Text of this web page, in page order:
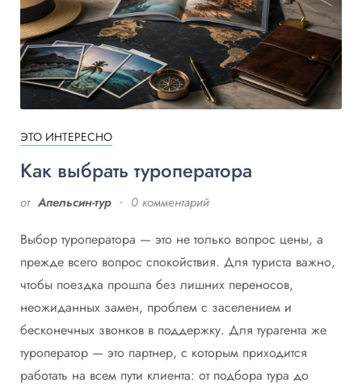
ЭТО ИНТЕРЕСНО
Как выбрать туроператора
от Апельсин-тур 0 комментарий
Выбор туроператора — это не только вопрос цены, а
прежде всего вопрос спокойствия. Для туриста важно,
чтобы поездка прошла без лишних переносов,
неожиданных замен, проблем с заселением и
бесконечных звонков в поддержку. Для турагента же
туроператор — это партнер, с которым приходится
работать на всем пути клиента: от подбора тура до